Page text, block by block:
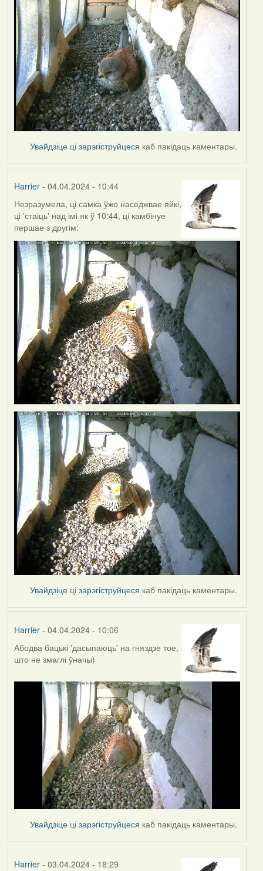
Увайдзіце цізарэгіструйцеся каб пакідаць каментары.
Harrier- 04.04.2024 - 10:44
Незразумела, ці самка ўжо наседжвае яйкі,
ці 'стаіць' над імі як ў 10:44, ці камбінуе
першае з другім:
Увайдзіце цізарэгіструйцеся каб пакідаць каментары.
Harrier- 04.04.2024 - 10:06
Абодва бацькі 'дасыпаюць' на гняздзе тое,
што не змаглі ўначы)
Увайдзіце цізарэгіструйцеся каб пакідаць каментары.
Harrier- 03.04.2024 - 18:29